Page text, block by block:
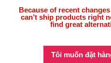
Because of recent
can’t ship products right
find great
Tôi muốn đặt